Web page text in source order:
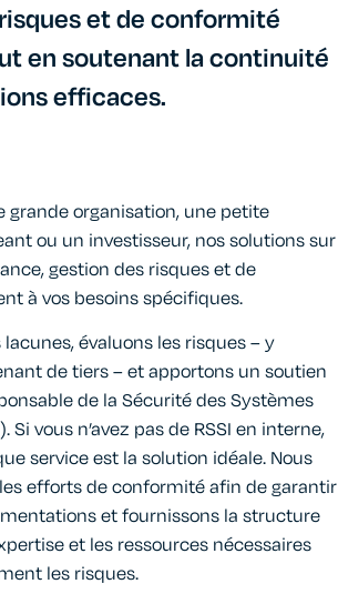
et de conformité
en soutenant la continuité
efficaces.
grande organisation, une petite
ou un investisseur, nos solutions sur
gestion des risques et de
à vos besoins spécifiques.
évaluons les risques – y
de tiers – et apportons un soutien
de la Sécurité des Systèmes
Si vous n’avez pas de RSSI en interne,
service est la solution idéale. Nous
efforts de conformité afin de garantir
et fournissons la structure
et les ressources nécessaires
les risques.